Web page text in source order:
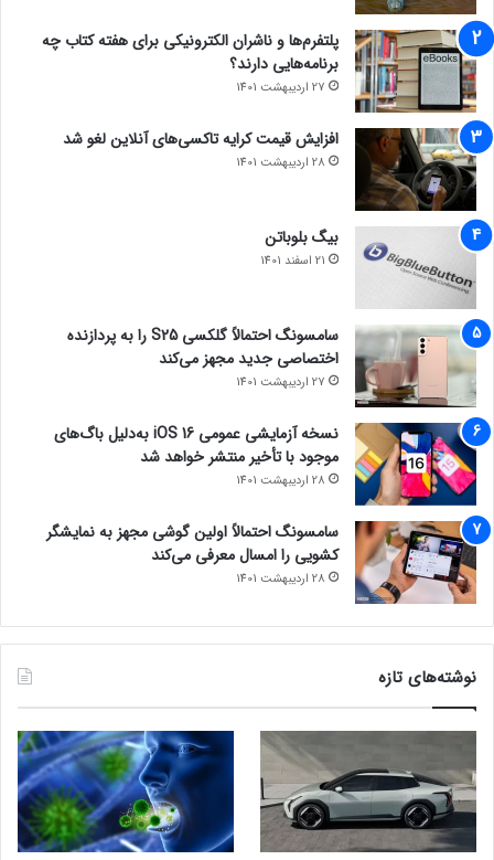
پلتفرم‌ها و ناشران الکترونیکی برای هفته کتاب چه
برنامه‌هایی دارند؟
27 اردیبهشت 1401
افزایش قیمت کرایه تاکسی‌های آنلاین لغو شد
28 اردیبهشت 1401
بیگ بلوباتن
21 اسفند 1401
سامسونگ احتمالاً گلکسی S25 را به پردازنده
اختصاصی جدید مجهز می‌کند
27 اردیبهشت 1401
نسخه آزمایشی عمومی iOS 16 به‌دلیل باگ‌های
موجود با تأخیر منتشر خواهد شد
28 اردیبهشت 1401
سامسونگ احتمالاً اولین گوشی مجهز به نمایشگر
کشویی را امسال معرفی می‌کند
28 اردیبهشت 1401
نوشته‌های تازه